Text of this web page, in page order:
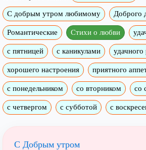
C добрым утром любимому Доброго
Романтические Стихи о любви
c пятницей с каникулами удачного
хорошего настроения приятного
с понедельником со вторником со
с четвергом с субботой с
С Добрым утром